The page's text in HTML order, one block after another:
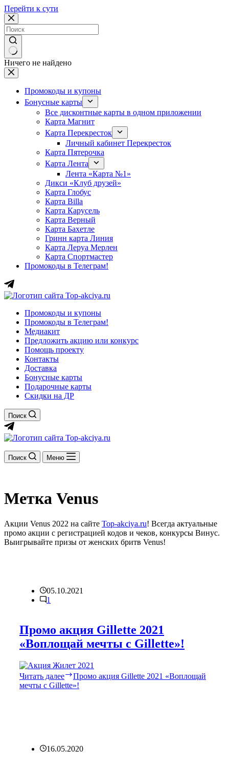
Перейти к сути
Ничего не найдено
Промокоды и купоны
Бонусные карты
Все дисконтные карты в одном приложении
Карта Магнит
Карта Перекресток
Личный кабинет Перекресток
Карта Пятерочка
Карта Лента
Лента «Карта №1»
Дикси «Клуб друзей»
Карта Глобус
Карта Billa
Карта Карусель
Карта Верный
Карта Бахетле
Гринн карта Линия
Карта Леруа Мерлен
Карта Спортмастер
Промокоды в Телеграм!
Промокоды и купоны
Промокоды в Телеграм!
Медиакит
Предложить акцию или конкурс
Помощь проекту
Контакты
Доставка
Бонусные карты
Подарочные карты
Скидки на ДР
Поиск
Поиск Меню
Метка Venus
Акции Venus 2022 на сайте Top-akciya.ru! Всегда актуальные
промо акции с регистрацией кодов и чеков, конкурсы Винус.
Выигрывайте призы от женских бритв Venus!
05.10.2021
1
Промо акция Gillette 2021
«Воплощай мечты с Gillette»!
Читать далее
Промо акция Gillette 2021 «Воплощай
мечты с Gillette»!
16.05.2020